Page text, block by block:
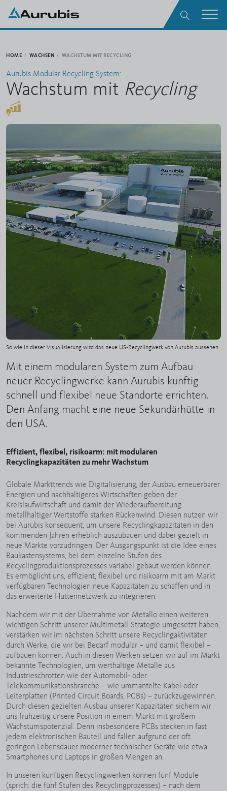
zum Inhalt springen
Suche
Menü
HOME WACHSEN WACHSTUM MIT RECYCLING
Aurubis Modular Recycling System:
Wachstum mit Recycling
Mit einem modularen System zum Aufbau
neuer Recyclingwerke kann Aurubis künftig
schnell und flexibel neue Standorte errichten.
Den Anfang macht eine neue Sekundärhütte in
den USA.
So wie in dieser Visualisierung wird das neue US-Recyclingwerk von Aurubis aussehen.
Effizient, flexibel, risikoarm: mit modularen
Recyclingkapazitäten zu mehr Wachstum
Globale Markttrends wie Digitalisierung, der Ausbau erneuerbarer
Energien und nachhaltigeres Wirtschaften geben der
Kreislaufwirtschaft und damit der Wiederaufbereitung
metallhaltiger Wertstoffe starken Rückenwind. Diesen nutzen wir
bei Aurubis konsequent, um unsere Recyclingkapazitäten in den
kommenden Jahren erheblich auszubauen und dabei gezielt in
neue Märkte vorzudringen. Der Ausgangspunkt ist die Idee eines
Baukastensystems, bei dem einzelne Stufen des
Recyclingproduktionsprozesses variabel gebaut werden können.
Es ermöglicht uns, effizient, flexibel und risikoarm mit am Markt
verfügbaren Technologien neue Kapazitäten zu schaffen und in
das erweiterte Hüttennetzwerk zu integrieren.
Nachdem wir mit der Übernahme von Metallo einen weiteren
wichtigen Schritt unserer Multimetall-Strategie umgesetzt haben,
verstärken wir im nächsten Schritt unsere Recyclingaktivitäten
durch Werke, die wir bei Bedarf modular – und damit flexibel –
aufbauen können. Auch in diesen Werken setzen wir auf im Markt
bekannte Technologien, um werthaltige Metalle aus
Industrieschrotten wie der Automobil- oder
Telekommunikationsbranche – wie ummantelte Kabel oder
Leiterplatten (Printed Circuit Boards, PCBs) – zurückzugewinnen.
Durch diesen gezielten Ausbau unserer Kapazitäten sichern wir
uns frühzeitig unsere Position in einem Markt mit großem
Wachstumspotenzial. Denn insbesondere PCBs stecken in fast
jedem elektronischen Bauteil und fallen aufgrund der oft
geringen Lebensdauer moderner technischer Geräte wie etwa
Smartphones und Laptops in großen Mengen an.
In unseren künftigen Recyclingwerken können fünf Module
(sprich: die fünf Stufen des Recyclingprozesses) – nach dem